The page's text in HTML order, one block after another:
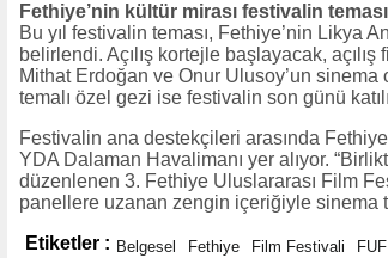
Fethiye’nin kültür mirası festivalin
Bu yıl festivalin teması, Fethiye’nin Likya
belirlendi. Açılış kortejle başlayacak, açılış
Mithat Erdoğan ve Onur Ulusoy’un
temalı özel gezi ise festivalin son günü
Festivalin ana destekçileri arasında
YDA Dalaman Havalimanı yer alıyor.
düzenlenen 3. Fethiye Uluslararası Film
panellere uzanan zengin içeriğiyle sinema
Etiketler : Belgesel Fethiye Film Festivali